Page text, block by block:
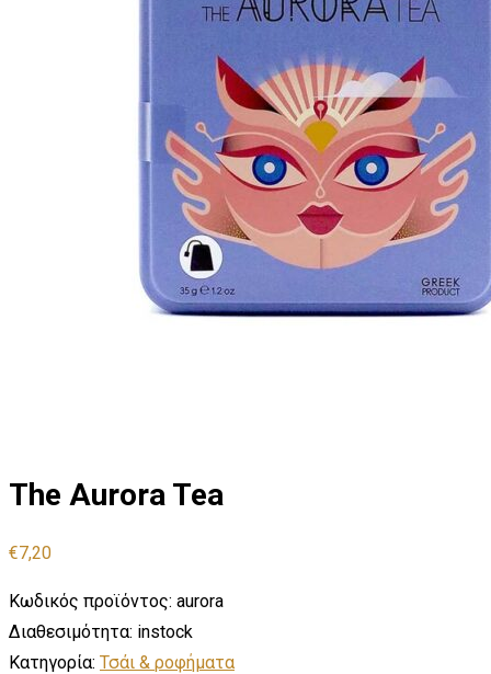
The Aurora Tea
€7,20
Κωδικός προϊόντος: aurora
Διαθεσιμότητα: instock
Κατηγορία: Τσάι & ροφήματα